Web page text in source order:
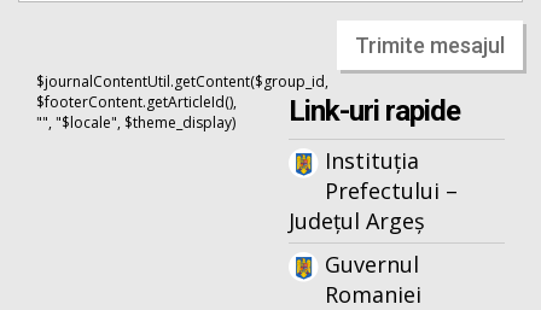
Trimite mesajul
$journalContentUtil.getContent($group_id,
$footerContent.getArticleId(),
"", "$locale", $theme_display)
Link-uri rapide
Instituția
Prefectului –
Județul Argeș
Guvernul
Romaniei